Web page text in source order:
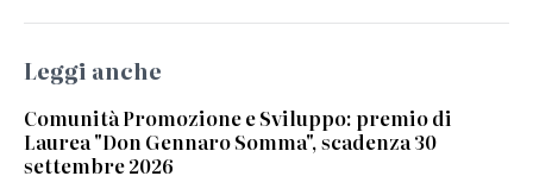
Leggi anche
Comunità Promozione e Sviluppo: premio di
Laurea "Don Gennaro Somma", scadenza 30
settembre 2026